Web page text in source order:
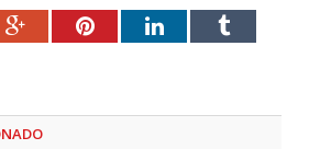
Google+PinterestLinkedInTumblr